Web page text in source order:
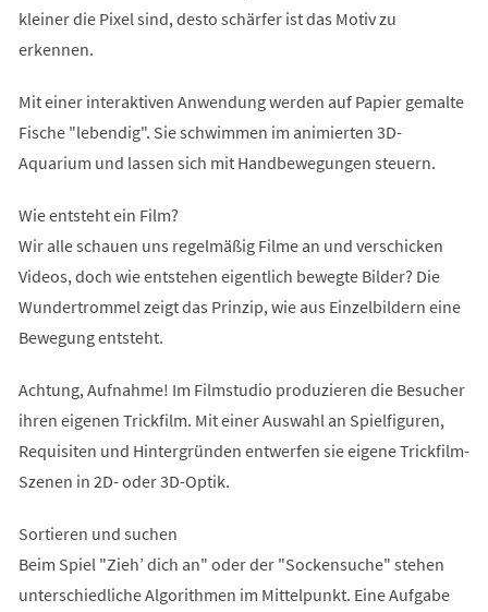
kleiner die Pixel sind, desto schärfer ist das Motiv zu
erkennen.
Mit einer interaktiven Anwendung werden auf Papier gemalte
Fische "lebendig". Sie schwimmen im animierten 3D-
Aquarium und lassen sich mit Handbewegungen steuern.
Wie entsteht ein Film?
Wir alle schauen uns regelmäßig Filme an und verschicken
Videos, doch wie entstehen eigentlich bewegte Bilder? Die
Wundertrommel zeigt das Prinzip, wie aus Einzelbildern eine
Bewegung entsteht.
Achtung, Aufnahme! Im Filmstudio produzieren die Besucher
ihren eigenen Trickfilm. Mit einer Auswahl an Spielfiguren,
Requisiten und Hintergründen entwerfen sie eigene Trickfilm-
Szenen in 2D- oder 3D-Optik.
Sortieren und suchen
Beim Spiel "Zieh’ dich an" oder der "Sockensuche" stehen
unterschiedliche Algorithmen im Mittelpunkt. Eine Aufgabe